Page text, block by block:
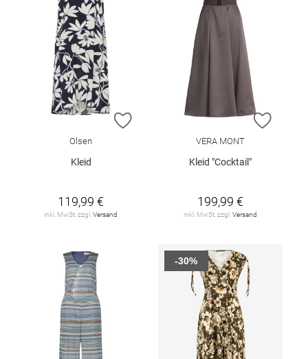
ZUR WUNSCHLISTE HINZUFÜGEN
Olsen
Kleid
119,99 €
inkl. MwSt. zzgl.Versand
ZUR
VERA MONT
Kleid "Cocktail"
199,99 €
inkl. MwSt. zzgl.Versand
-30%